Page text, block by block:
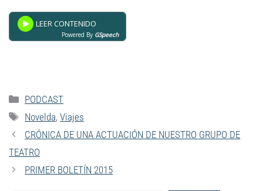
Powered By GSpeech
PODCAST
Novelda,Viajes
CRÓNICA DE UNA ACTUACIÓN DE NUESTRO GRUPO DE
TEATRO
PRIMER BOLETÍN 2015